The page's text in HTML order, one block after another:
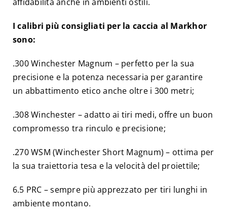
I calibri più consigliati per la caccia al Markhor
sono:
.300 Winchester Magnum – perfetto per la sua
precisione e la potenza necessaria per garantire
un abbattimento etico anche oltre i 300 metri;
.308 Winchester – adatto ai tiri medi, offre un buon
compromesso tra rinculo e precisione;
.270 WSM (Winchester Short Magnum) – ottima per
la sua traiettoria tesa e la velocità del proiettile;
6.5 PRC – sempre più apprezzato per tiri lunghi in
ambiente montano.